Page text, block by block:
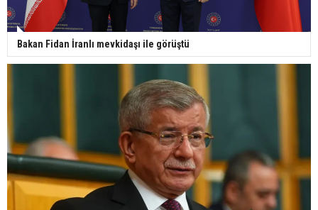
Bakan Fidan İranlı mevkidaşı ile görüştü